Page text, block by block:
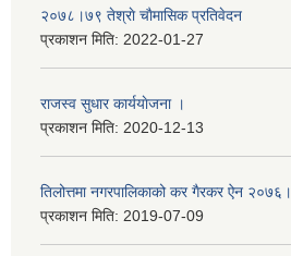
२०७८।७९ तेश्राे चाैमासिक प्रतिवेदन
प्रकाशन मिति: 2022-01-27
राजस्व सुधार कार्ययाेजना ।
प्रकाशन मिति: 2020-12-13
तिलोत्तमा नगरपालिकाको कर गैरकर ऐन
प्रकाशन मिति: 2019-07-09